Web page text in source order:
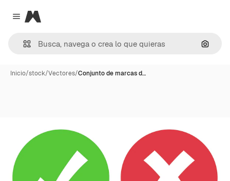
Close menu
Magnific
Inicio/stock/Vectores/Conjunto de marcas d…